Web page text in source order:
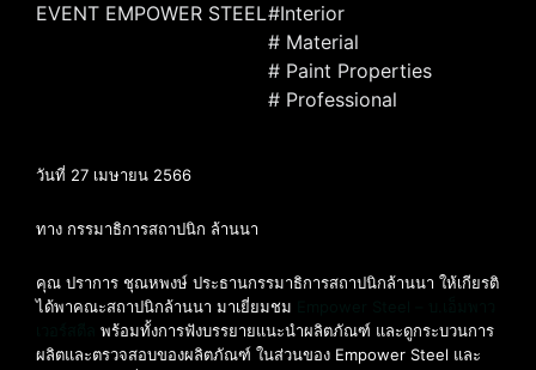
EVENT EMPOWER STEEL#Interior
# Material
# Paint Properties
# Professional
วันที่ 27 เมษายน 2566
ทาง กรรมาธิการสถาปนิก ล้านนา
คุณ ปราการ ชุณหพงษ์ ประธานกรรมาธิการสถาปนิกล้านนา ให้เกียรติ
ได้พาคณะสถาปนิกล้านนา มาเยี่ยมชม
พร้อมทั้งการฟังบรรยายแนะนำผลิตภัณฑ์ และดูกระบวนการ
ผลิตและตรวจสอบของผลิตภัณฑ์ ในส่วนของ Empower Steel และ